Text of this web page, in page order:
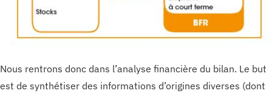
Nous rentrons donc dans l’analyse financière du bilan. Le but
est de synthétiser des informations d’origines diverses (dont